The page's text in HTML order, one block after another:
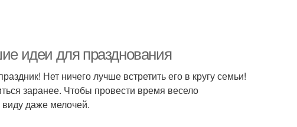
идеи для празднования
Нет ничего лучше встретить его в кругу семьи!
заранее. Чтобы провести время весело
даже мелочей.